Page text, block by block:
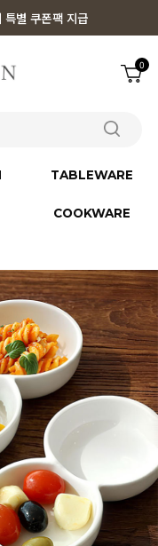
특별 쿠폰팩 지급
0
TABLEWARE
COOKWARE